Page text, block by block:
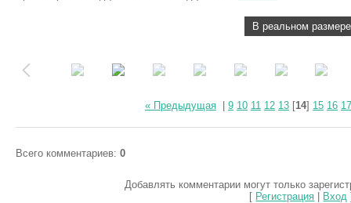
В реальном размере
« Предыдущая 9 10 11 12 13 [14] 15 16 17
Всего комментариев: 0
Добавлять комментарии могут только
[ Регистрация Вход